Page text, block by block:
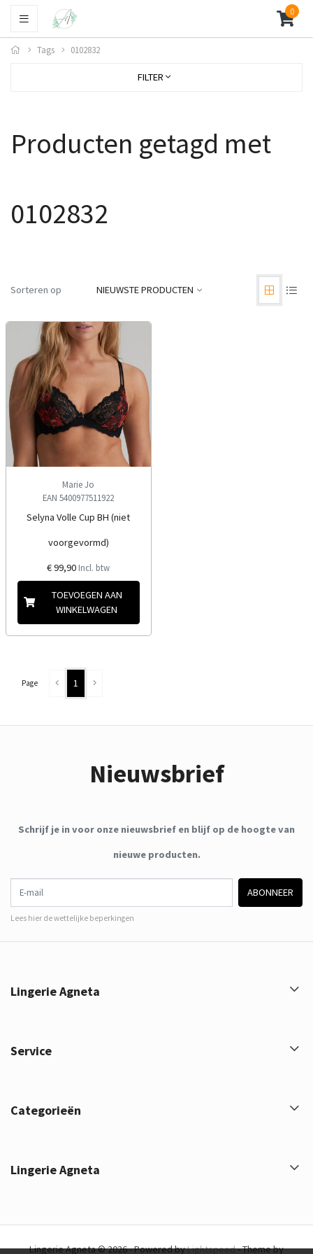
0
Tags 0102832
FILTER
Producten getagd met
0102832
Sorteren op NIEUWSTE PRODUCTEN
Marie Jo
EAN 5400977511922
Selyna Volle Cup BH (niet
voorgevormd)
€ 99,90 Incl. btw
TOEVOEGEN AAN
WINKELWAGEN
Page 1
Nieuwsbrief
Schrijf je in voor onze nieuwsbrief en blijf op de hoogte van
nieuwe producten.
ABONNEER
Lees hier de wettelijke beperkingen
Lingerie Agneta
Service
Categorieën
Lingerie Agneta
Lingerie Agneta © 2026 - Powered byLightspeed- Theme by